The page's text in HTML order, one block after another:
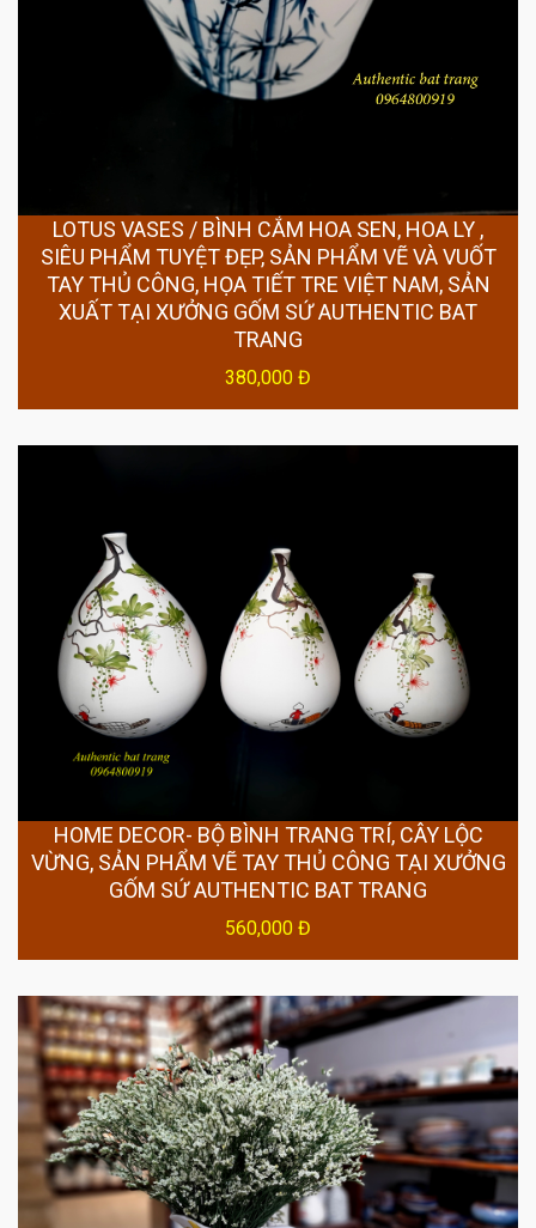
LOTUS VASES / BÌNH CẮM HOA SEN, HOA LY ,
SIÊU PHẨM TUYỆT ĐẸP, SẢN PHẨM VẼ VÀ VUỐT
TAY THỦ CÔNG, HỌA TIẾT TRE VIỆT NAM, SẢN
XUẤT TẠI XƯỞNG GỐM SỨ AUTHENTIC BAT
TRANG
380,000 Đ
HOME DECOR- BỘ BÌNH TRANG TRÍ, CÂY LỘC
VỪNG, SẢN PHẨM VẼ TAY THỦ CÔNG TẠI XƯỞNG
GỐM SỨ AUTHENTIC BAT TRANG
560,000 Đ